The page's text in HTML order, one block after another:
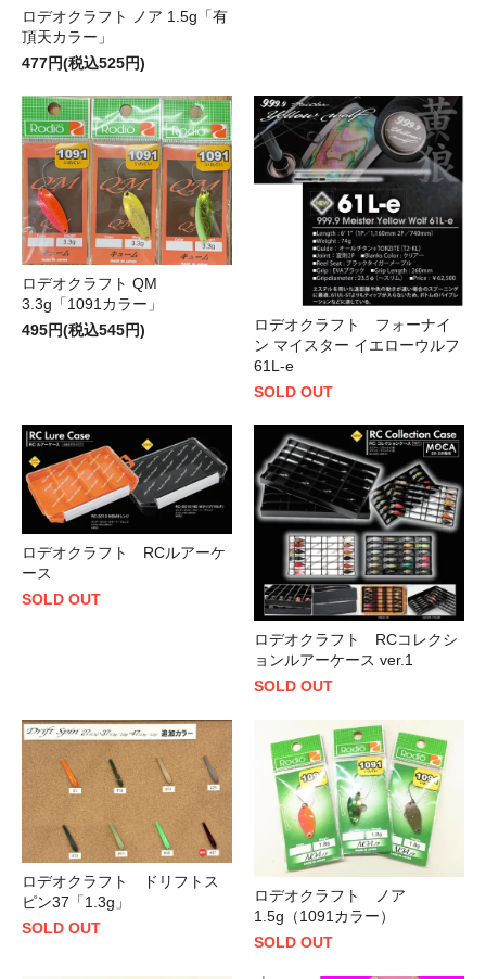
ロデオクラフト ノア 1.5g「有
頂天カラー」
477円(税込525円)
ロデオクラフト QM
3.3g「1091カラー」
495円(税込545円)
ロデオクラフト フォーナイ
ン マイスター イエローウルフ
61L-e
SOLD OUT
ロデオクラフト RCルアーケ
ース
SOLD OUT
ロデオクラフト RCコレクシ
ョンルアーケース ver.1
SOLD OUT
ロデオクラフト ドリフトス
ピン37「1.3g」
SOLD OUT
ロデオクラフト ノア
1.5g（1091カラー）
SOLD OUT